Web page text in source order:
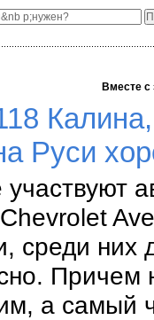
Вместе с
Руси
участвуют
среди них
Причем
а самый